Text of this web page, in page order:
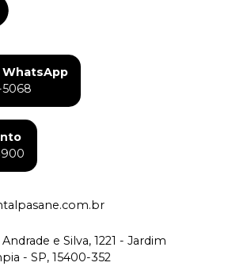
WhatsApp
5068
e Silva, 1221 - Jardim
- SP, 15400-352